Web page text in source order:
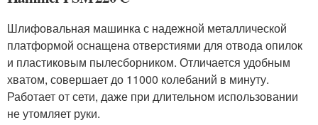
Шлифовальная машинка с надежной металлической
платформой оснащена отверстиями для отвода опилок
и пластиковым пылесборником. Отличается удобным
хватом, совершает до 11000 колебаний в минуту.
Работает от сети, даже при длительном использовании
не утомляет руки.